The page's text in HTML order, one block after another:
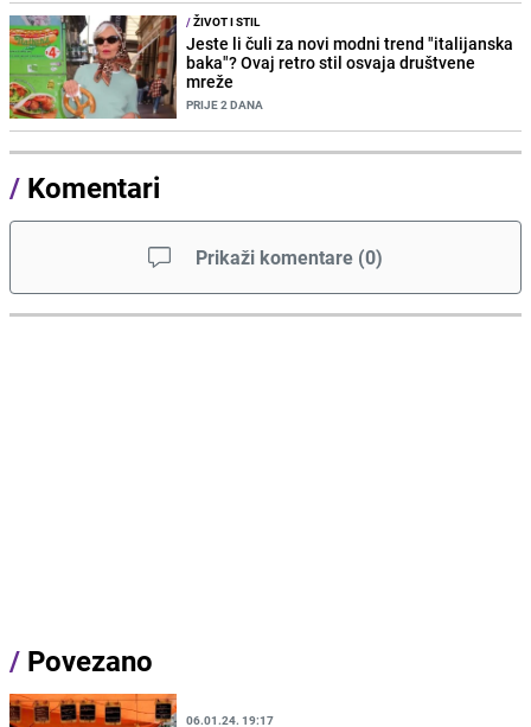
/ŽIVOT I STIL
Jeste li čuli za novi modni trend "italijanska
baka"? Ovaj retro stil osvaja društvene
mreže
PRIJE 2 DANA
/ Komentari
Prikaži komentare (0)
/ Povezano
06.01.24. 19:17